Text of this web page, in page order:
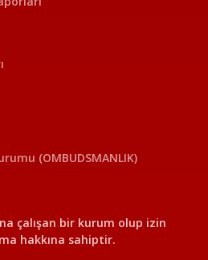
(OMBUDSMANLIK)
çalışan bir kurum olup izin
hakkına sahiptir.